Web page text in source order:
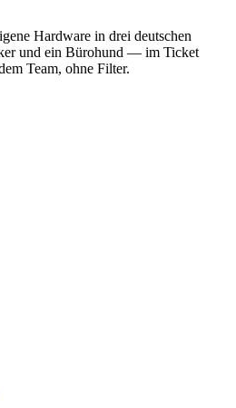
Hardware in drei deutschen
und ein Bürohund — im Ticket
Team, ohne Filter.